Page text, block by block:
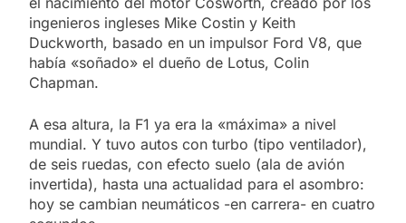
ingenieros ingleses Mike Costin y Keith
Duckworth, basado en un impulsor Ford V8, que
había «soñado» el dueño de Lotus, Colin
Chapman.
A esa altura, la F1 ya era la «máxima» a nivel
mundial. Y tuvo autos con turbo (tipo ventilador),
de seis ruedas, con efecto suelo (ala de avión
invertida), hasta una actualidad para el asombro:
hoy se cambian neumáticos -en carrera- en cuatro